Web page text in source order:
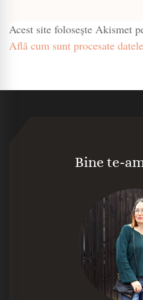
Acest site folosește Akismet
Află cum sunt procesate
Bine te-